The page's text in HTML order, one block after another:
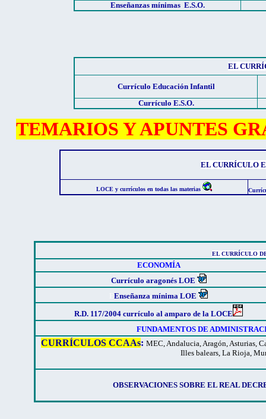
Enseñanzas mínimas E.S.O.
EL
Currículo Educación Infantil
Currículo E.S.O.
TEMARIOS Y APUNTES
EL CURRÍCULO
LOCE y currículos en todas las materias
EL CURRÍCULO
ECONOMÍA
Currículo aragonés LOE
Enseñanza mínima LOE
R.D. 117/2004 currículo al amparo de la LOCE
FUNDAMENTOS DE
CURRÍCULOS CCAAs: MEC,Andalucia,Aragón,Asturias,
Illes balears, La Rioja,
OBSERVACIONES SOBRE EL REAL